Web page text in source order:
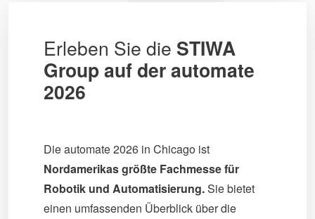
Erleben Sie die STIWA
Group auf der automate
2026
Die automate 2026 in Chicago ist
Nordamerikas größte Fachmesse für
Robotik und Automatisierung.Sie bietet
einen umfassenden Überblick über die